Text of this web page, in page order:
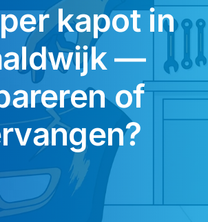
kapot in
—
of